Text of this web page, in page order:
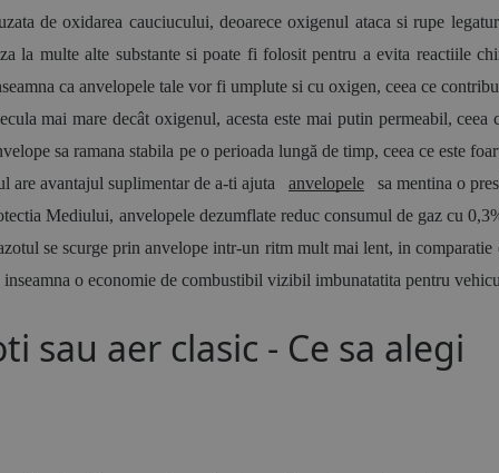
de oxidarea cauciucului, deoarece oxigenul ataca si rupe
la multe alte substante si poate fi folosit pentru a evita reactiile
ca anvelopele tale vor fi umplute si cu oxigen, ceea ce
mai mare decât oxigenul, acesta este mai putin permeabil,
sa ramana stabila pe o perioada lungă de timp, ceea ce este
are avantajul suplimentar de a-ti ajuta
anvelopele
sa mentina o
Mediului, anvelopele dezumflate reduc consumul de gaz cu
se scurge prin anvelope intr-un ritm mult mai lent, in
inseamna o economie de combustibil vizibil imbunatatita pentru
sau aer clasic - Ce sa alegi